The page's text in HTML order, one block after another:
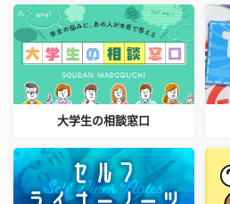
大学生の相談窓口